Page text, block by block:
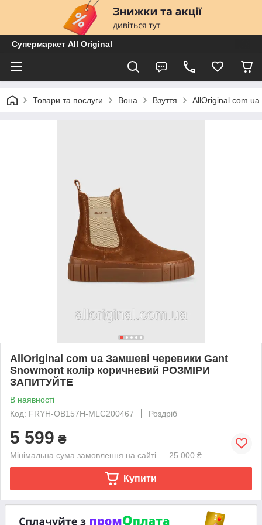
Супермаркет All Original
Товари та послуги Вона Взуття AllOriginal com
AllOriginal com ua Замшеві черевики Gant
Snowmont колір коричневий РОЗМІРИ
ЗАПИТУЙТЕ
В наявності
Код: FRYH-OB157H-MLC200467
Роздріб
5 599 ₴
Мінімальна сума замовлення на сайті — 25 000 ₴
Купити